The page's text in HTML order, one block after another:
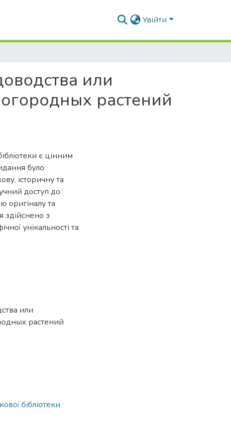
Увійти
или
растений
є цінним
було
історичну та
доступ до
оригіналу та
здійснено з
унікальності та
или
растений
бібліотеки